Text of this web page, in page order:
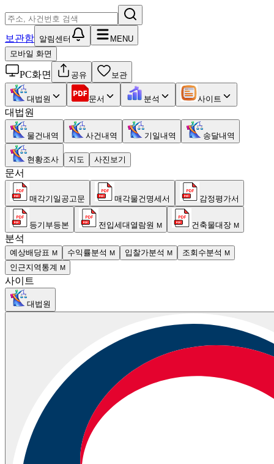
보관함 알림센터
MENU
모바일 화면
PC화면 공유 보관
대법원 문서 분석 사이트
대법원
물건내역 사건내역 기일내역 송달내역
현황조사 지도 사진보기
문서
매각기일공고문 매각물건명세서 감정평가서
등기부등본 전입세대열람원 M 건축물대장 M
분석
예상배당표 M 수익률분석 M 입찰가분석 M 조회수분석 M
인근지역통계 M
사이트
대법원